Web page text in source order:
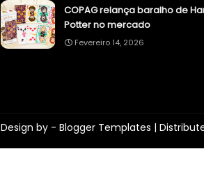
COPAG relança baralho de
Potter no mercado
Fevereiro 14, 2026
Design by - Blogger Templates |